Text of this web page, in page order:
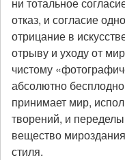
отказ, и согласие
отрицание в
отрыву и уходу от
чистому
абсолютно
принимает мир,
творений, и
вещество
стиля.